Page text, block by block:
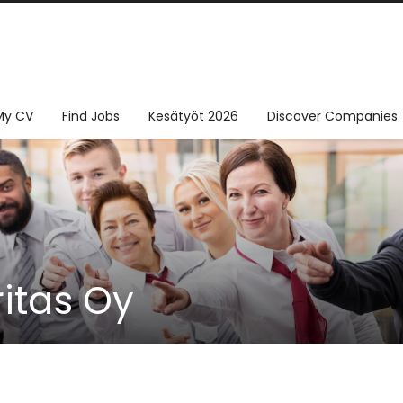
CV Find Jobs Kesätyöt 2026 Discover Companies
Oy